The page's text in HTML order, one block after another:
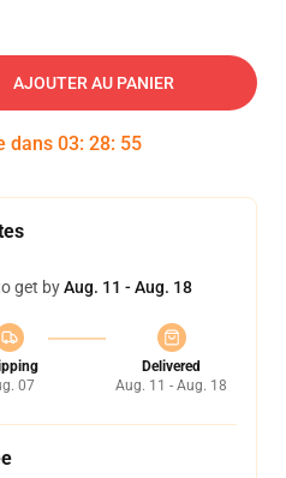
AJOUTER AU PANIER
dans 03: 28: 54
get byAug. 11 - Aug. 18
07
Delivered
Aug. 11 - Aug. 18